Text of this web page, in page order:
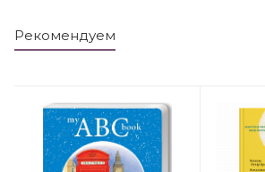
Рекомендуем